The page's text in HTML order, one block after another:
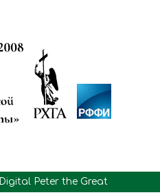
Digital Peter the Great